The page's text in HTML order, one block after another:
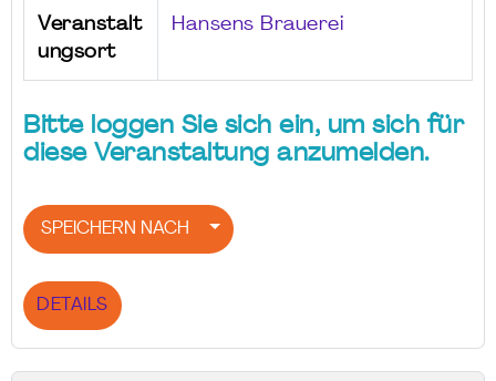
Veranstalt
ungsort
Hansens Brauerei
Bitte loggen Sie sich ein, um sich für
diese Veranstaltung anzumelden.
SPEICHERN NACH
DETAILS